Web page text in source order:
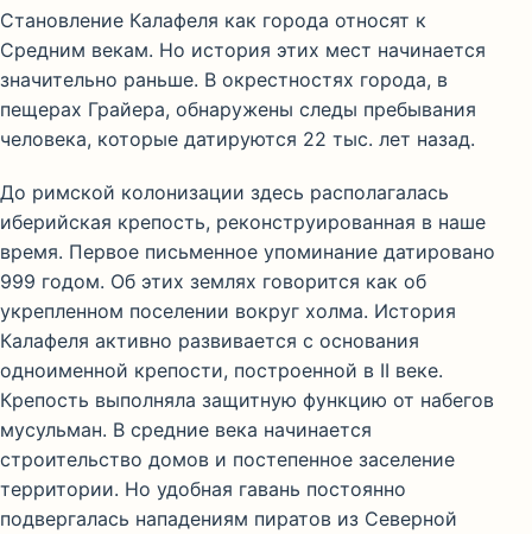
Становление Калафеля как города относят к
Средним векам. Но история этих мест начинается
значительно раньше. В окрестностях города, в
пещерах Грайера, обнаружены следы пребывания
человека, которые датируются 22 тыс. лет назад.
До римской колонизации здесь располагалась
иберийская крепость, реконструированная в наше
время. Первое письменное упоминание датировано
999 годом. Об этих землях говорится как об
укрепленном поселении вокруг холма. История
Калафеля активно развивается с основания
одноименной крепости, построенной в II веке.
Крепость выполняла защитную функцию от набегов
мусульман. В средние века начинается
строительство домов и постепенное заселение
территории. Но удобная гавань постоянно
подвергалась нападениям пиратов из Северной